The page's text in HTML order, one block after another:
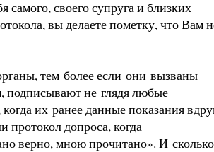
самого, своего супруга и близких
вы делаете пометку, что Вам
тем более если они вызваны
подписывают не глядя любые
их ранее данные показания
допроса, когда
верно, мною прочитано». И сколько